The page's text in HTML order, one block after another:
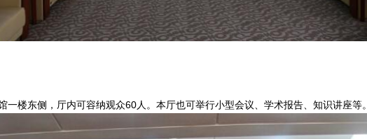
一楼东侧，厅内可容纳观众60人。本厅也可举行小型会议、学术报告、知识讲座等。